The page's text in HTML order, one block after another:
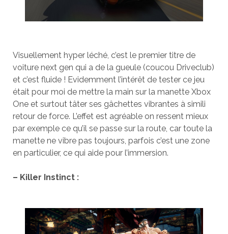
Visuellement hyper léché, c’est le premier titre de
voiture next gen qui a de la gueule (coucou Driveclub)
et c’est fluide ! Evidemment l’intérêt de tester ce jeu
était pour moi de mettre la main sur la manette Xbox
One et surtout tâter ses gâchettes vibrantes à simili
retour de force. L’effet est agréable on ressent mieux
par exemple ce qu’il se passe sur la route, car toute la
manette ne vibre pas toujours, parfois c’est une zone
en particulier, ce qui aide pour l’immersion.
– Killer Instinct :